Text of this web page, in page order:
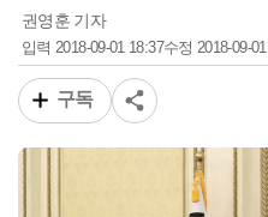
권영훈 기자
입력 2018-09-01 18:37수정 2018-09-
구독